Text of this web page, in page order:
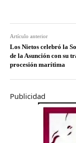
Artículo anterior
Los Nietos celebró la
de la Asunción con su
procesión marítima
Publicidad